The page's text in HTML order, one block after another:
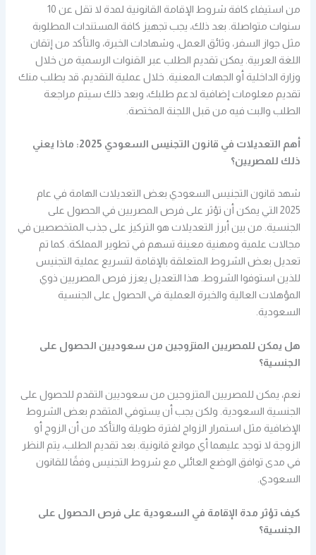
من استيفاء كافة شروط الإقامة القانونية لمدة لا تقل عن 10
سنوات متواصلة. بعد ذلك، يجب تجهيز كافة المستندات المطلوبة
مثل جواز السفر، وثائق العمل، وشهادات الخبرة، والتأكد من إتقان
اللغة العربية. يمكن تقديم الطلب عبر القنوات الرسمية من خلال
وزارة الداخلية أو الجهات المعنية. خلال عملية التقديم، قد يطلب منك
تقديم معلومات إضافية لدعم طلبك، وبعد ذلك سيتم مراجعة
الطلب والبت فيه من قبل اللجنة المختصة.
أهم التعديلات في قانون التجنيس السعودي 2025: ماذا يعني
ذلك للمصريين؟
شهد قانون التجنيس السعودي بعض التعديلات الهامة في عام
2025 التي يمكن أن تؤثر على فرص المصريين في الحصول على
الجنسية. من بين أبرز التعديلات هو التركيز على جذب المتخصصين في
مجالات علمية ومهنية معينة تسهم في تطوير المملكة. كما تم
تعديل بعض الشروط المتعلقة بالإقامة لتسريع عملية التجنيس
للذين استوفوا الشروط. هذا التعديل يعزز فرص المصريين ذوي
المؤهلات العالية والخبرة العملية في الحصول على الجنسية
السعودية.
هل يمكن للمصريين المتزوجين من سعوديين الحصول على
الجنسية؟
نعم، يمكن للمصريين المتزوجين من سعوديين التقدم للحصول على
الجنسية السعودية. ولكن يجب أن يستوفي المتقدم بعض الشروط
الإضافية مثل استمرار الزواج لفترة طويلة والتأكد من أن الزوج أو
الزوجة لا توجد عليهما أي موانع قانونية. بعد تقديم الطلب، يتم النظر
في مدى توافق الوضع العائلي مع شروط التجنيس وفقًا للقانون
السعودي.
كيف تؤثر مدة الإقامة في السعودية على فرص الحصول على
الجنسية؟